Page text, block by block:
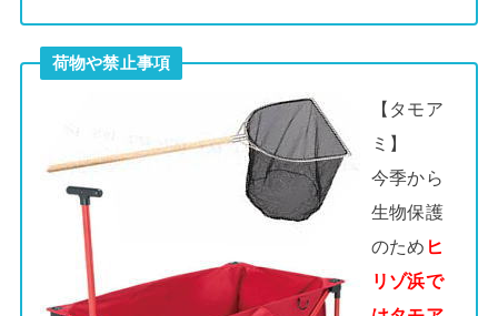
荷物や禁止事項
【タモア
ミ】
今季から
生物保護
のため ヒ
リゾ浜で